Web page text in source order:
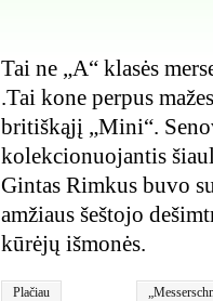
Tai ne „A“ klasės
.Tai kone perpus
britiškąjį „Mini“.
kolekcionuojantis
Gintas Rimkus buvo
amžiaus šeštojo
kūrėjų išmonės.
Plačiau